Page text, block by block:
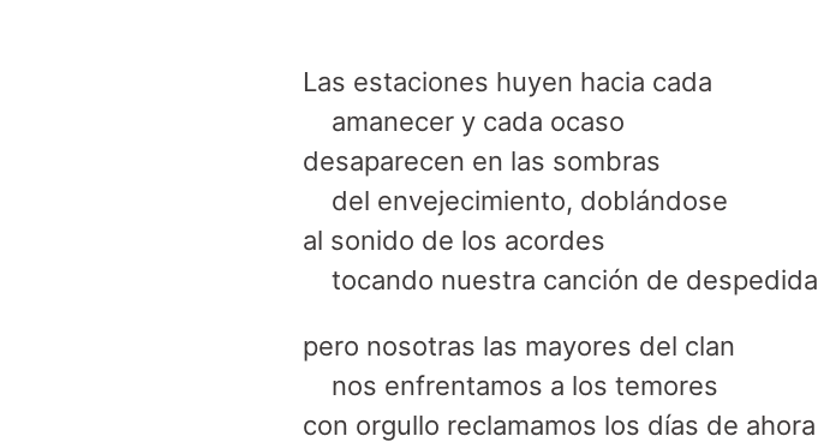
Las estaciones huyen hacia cada
amanecer y cada ocaso
desaparecen en las sombras
del envejecimiento, doblándose
al sonido de los acordes
tocando nuestra canción de despedida
pero nosotras las mayores del clan
nos enfrentamos a los temores
con orgullo reclamamos los días de ahora